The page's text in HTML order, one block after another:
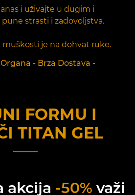
i uživajte u dugim i
strasti i zadovoljstva.
muškosti je na dohvat ruke.
- Brza Dostava -
FORMU I
TITAN GEL
akcija -50% važi